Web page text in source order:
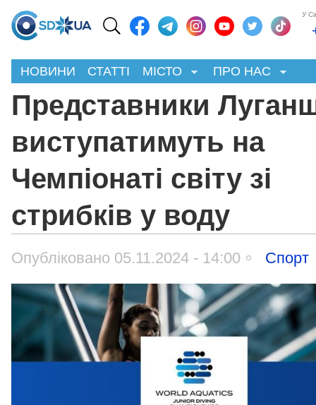
У
НОВИНИ СТАТТІ МІСТО ПРО НАС
Представники
виступатимуть на
Чемпіонаті світу зі
стрибків у воду
Опубліковано 05.11.2024 - 14:00 Спорт